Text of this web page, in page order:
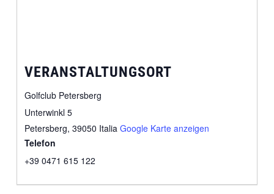
VERANSTALTUNGSORT
Golfclub Petersberg
Unterwinkl 5
Petersberg, 39050 Italia Google Karte anzeigen
Telefon
+39 0471 615 122